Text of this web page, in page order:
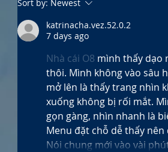
Sort by: Newest
katrinacha.vez.52.0.2
7 days ago
Nhà cái O8 mình thấy dạo
thôi. Mình không vào sâu
mở lên là thấy trang nhìn
xuống không bị rối mắt.
gọn gàng, nhìn nhanh là
Menu đặt chỗ dễ thấy
Nói chung mới vào vài